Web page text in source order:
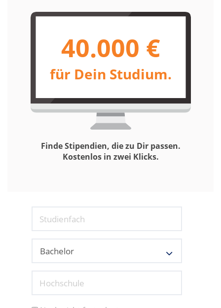
40.000 €
für Dein Studium.
Finde Stipendien, die zu Dir passen.
Kostenlos in zwei Klicks.
Studienfach
Hochschule